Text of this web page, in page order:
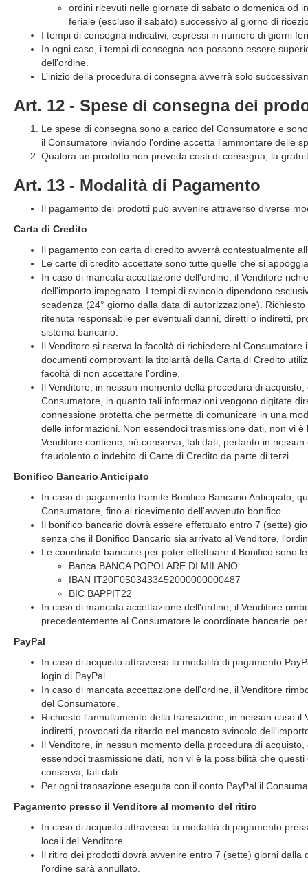
ordini ricevuti nelle giornate di sabato o domenica od
feriale (escluso il sabato) successivo al giorno di
I tempi di consegna indicativi, espressi in numero di giorni
In ogni caso, i tempi di consegna non possono essere
dell'ordine.
L’inizio della procedura di consegna avverrà solo
Art. 12 - Spese di consegna dei
Le spese di consegna sono a carico del Consumatore e
il Consumatore inviando l'ordine accetta l'ammontare delle
Qualora un prodotto non preveda costi di consegna, la
Art. 13 - Modalità di Pagamento
Il pagamento dei prodotti può avvenire attraverso diverse
Carta di Credito
Il pagamento con carta di credito avverrà contestualmente
Le carte di credito accettate sono tutte quelle che si
In caso di mancata accettazione dell'ordine, il Venditore
dell'importo impegnato. I tempi di svincolo dipendono
scadenza (24° giorno dalla data di autorizzazione).
ritenuta responsabile per eventuali danni, diretti o indiretti,
sistema bancario.
Il Venditore si riserva la facoltà di richiedere al
documenti comprovanti la titolarità della Carta di Credito
facoltà di non accettare l'ordine.
Il Venditore, in nessun momento della procedura di
Consumatore, in quanto tali informazioni vengono digitate
connessione protetta che permette di comunicare in una
delle informazioni. Non essendoci trasmissione dati, non vi
Venditore contiene, né conserva, tali dati; pertanto in
fraudolento o indebito di Carte di Credito da parte di terzi.
Bonifico Bancario Anticipato
In caso di pagamento tramite Bonifico Bancario Anticipato,
Consumatore, fino al ricevimento dell'avvenuto bonifico.
Il bonifico bancario dovrà essere effettuato entro 7 (sette)
senza che il Bonifico Bancario sia arrivato al Venditore,
Le coordinate bancarie per poter effettuare il Bonifico sono
Banca BANCA POPOLARE DI MILANO
IBAN IT20F0503433452000000000487
BIC BAPPIT22
In caso di mancata accettazione dell'ordine, il Venditore
precedentemente al Consumatore le coordinate bancarie
PayPal
In caso di acquisto attraverso la modalità di pagamento
login di PayPal.
In caso di mancata accettazione dell'ordine, il Venditore
del Consumatore.
Richiesto l'annullamento della transazione, in nessun caso
indiretti, provocati da ritardo nel mancato svincolo
Il Venditore, in nessun momento della procedura di
essendoci trasmissione dati, non vi è la possibilità che
conserva, tali dati.
Per ogni transazione eseguita con il conto PayPal il
Pagamento presso il Venditore al momento del ritiro
In caso di acquisto attraverso la modalità di pagamento
locali del Venditore.
Il ritiro dei prodotti dovrà avvenire entro 7 (sette) giorni
l'ordine sarà annullato.